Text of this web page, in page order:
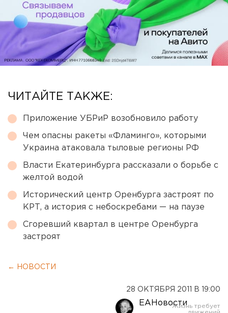
ЧИТАЙТЕ ТАКЖЕ:
Приложение УБРиР возобновило работу
Чем опасны ракеты «Фламинго», которыми
Украина атаковала тыловые регионы РФ
Власти Екатеринбурга рассказали о борьбе с
желтой водой
Исторический центр Оренбурга застроят по
КРТ, а история с небоскребами — на паузе
Сгоревший квартал в центре Оренбурга
застроят
← НОВОСТИ
28 ОКТЯБРЯ 2011 В 19:00
ЕАНовости